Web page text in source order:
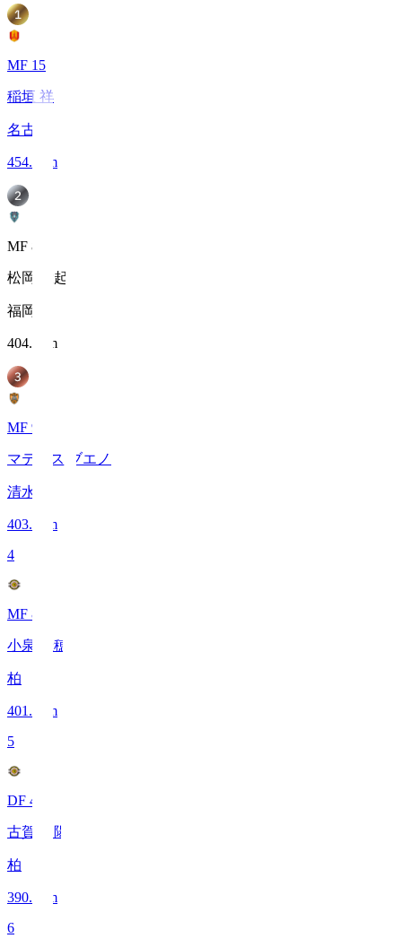
MF 15
稲垣 祥
名古屋
454.4 km
MF 88
松岡 大起
福岡
404.9 km
MF 98
マテウス ブエノ
清水
403.9
km
4
MF 8
小泉 佳穂
柏
401.2
km
5
DF 4
古賀 太陽
柏
390.4
km
6